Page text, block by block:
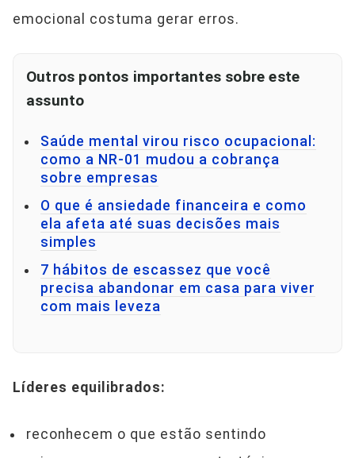
emocional costuma gerar erros.
Outros pontos importantes sobre este
assunto
Saúde mental virou risco ocupacional:
como a NR-01 mudou a cobrança
sobre empresas
O que é ansiedade financeira e como
ela afeta até suas decisões mais
simples
7 hábitos de escassez que você
precisa abandonar em casa para viver
com mais leveza
Líderes equilibrados:
reconhecem o que estão sentindo